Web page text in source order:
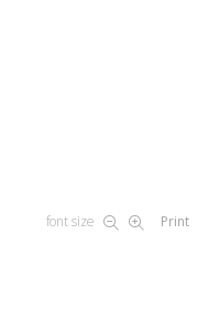
font size Print